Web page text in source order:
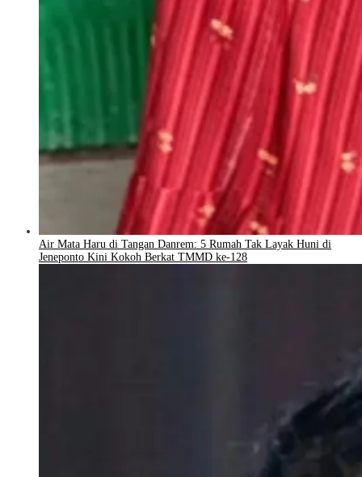
Air Mata Haru di Tangan Danrem: 5 Rumah Tak Layak Huni di
Jeneponto Kini Kokoh Berkat TMMD ke-128